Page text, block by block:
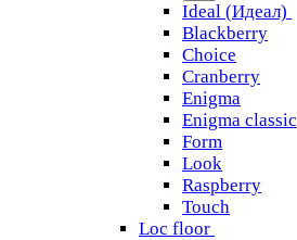
Ideal (Идеал)
Blackberry
Choice
Cranberry
Enigma
Enigma classic
Form
Look
Raspberry
Touch
Loc floor